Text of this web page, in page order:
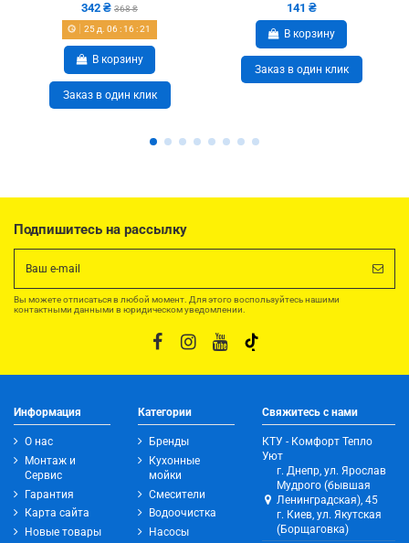
342 ₴ 368 ₴
25д. 06 : 16 :21
В корзину
Заказ в один клик
141 ₴
В корзину
Заказ в один клик
Подпишитесь на рассылку
Вы можете отписаться в любой момент. Для этого воспользуйтесь нашими
контактными данными в юридическом уведомлении.
Информация
О нас
Монтаж и
Сервис
Гарантия
Карта сайта
Новые товары
Категории
Бренды
Кухонные
мойки
Смесители
Водоочистка
Насосы
Свяжитесь с нами
КТУ - Комфорт Тепло
Уют
г. Днепр, ул. Ярослав
Мудрого (бывшая
Ленинградская), 45
г. Киев, ул. Якутская
(Борщаговка)